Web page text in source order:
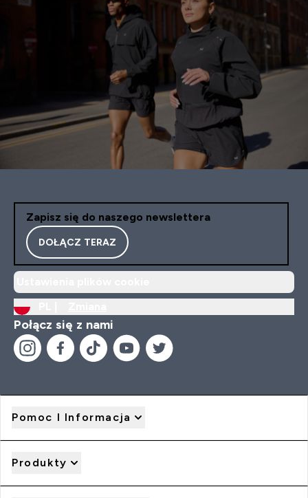
Zapisz się do naszego newslettera
DOŁĄCZ TERAZ
Połącz się z nami
Pomoc I Informacja
Produkty